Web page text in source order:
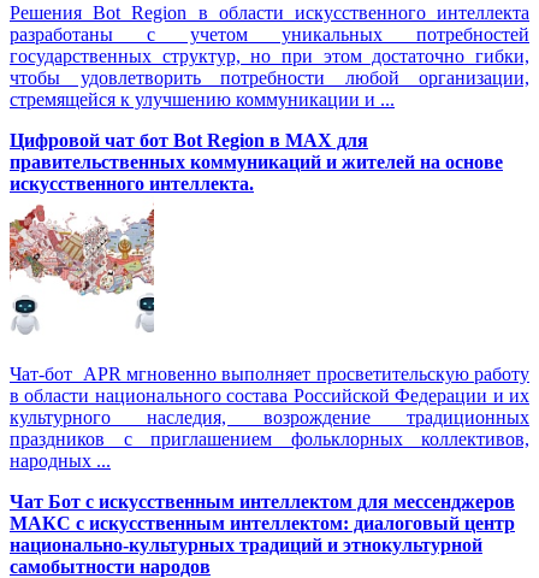
Решения Вot Region в области искусственного интеллекта
разработаны с учетом уникальных потребностей
государственных структур, но при этом достаточно гибки,
чтобы удовлетворить потребности любой организации,
стремящейся к улучшению коммуникации и ...
Цифровой чат бот Вot Region в MAX для
правительственных коммуникаций и жителей на основе
искусственного интеллекта.
Чат-бот APR мгновенно выполняет просветительскую работу
в области национального состава Российской Федерации и их
культурного наследия, возрождение традиционных
праздников с приглашением фольклорных коллективов,
народных ...
Чат Бот с искусственным интеллектом для мессенджеров
МАКС с искусственным интеллектом: диалоговый центр
национально-культурных традиций и этнокультурной
самобытности народов